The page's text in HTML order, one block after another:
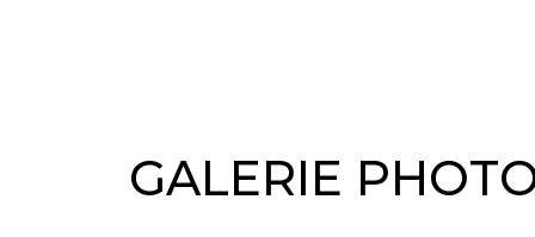
GALERIE